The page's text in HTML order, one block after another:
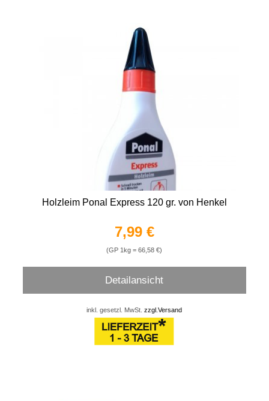
Holzleim Ponal Express 120 gr. von Henkel
7,99 €
(GP 1kg = 66,58 €)
Detailansicht
inkl. gesetzl. MwSt.zzgl.Versand